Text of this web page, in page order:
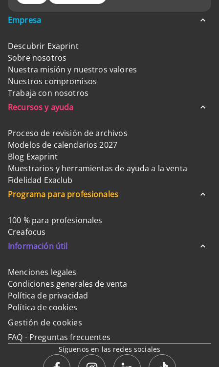
Empresa
Descubrir Exaprint
Sobre nosotros
Nuestra misión y nuestros valores
Nuestros compromisos
Trabaja con nosotros
Recursos y ayuda
Proceso de revisión de archivos
Modelos de calendarios 2027
Blog Exaprint
Muestrarios y herramientas de ayuda a la venta
Fidelidad Exaclub
Programa para profesionales
100 % para profesionales
Creafocus
Información útil
Menciones legales
Condiciones generales de venta
Política de privacidad
Política de cookies
Gestión de cookies
FAQ - Preguntas frecuentes
Síguenos en las redes sociales